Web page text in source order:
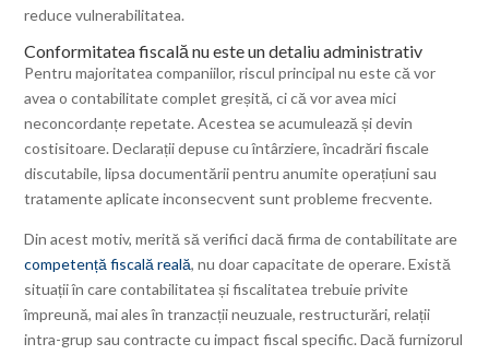
reduce vulnerabilitatea.
Conformitatea fiscală nu este un detaliu administrativ
Pentru majoritatea companiilor, riscul principal nu este că vor
avea o contabilitate complet greșită, ci că vor avea mici
neconcordanțe repetate. Acestea se acumulează și devin
costisitoare. Declarații depuse cu întârziere, încadrări fiscale
discutabile, lipsa documentării pentru anumite operațiuni sau
tratamente aplicate inconsecvent sunt probleme frecvente.
Din acest motiv, merită să verifici dacă firma de contabilitate are
competență fiscală reală, nu doar capacitate de operare. Există
situații în care contabilitatea și fiscalitatea trebuie privite
împreună, mai ales în tranzacții neuzuale, restructurări, relații
intra-grup sau contracte cu impact fiscal specific. Dacă furnizorul